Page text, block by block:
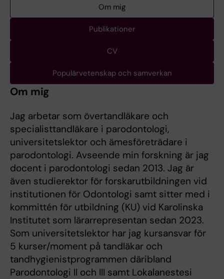
Om mig
Publikationer
CV
Populärvetenskap och samverkan
Om mig
Jag arbetar som övertandläkare och
specialisttandläkare i parodontologi,
universitetslektor och ämesföreträdare i
parodontologi. Avseende min forskning är jag
docent i parodontologi sedan 2013. Jag är
även studierektor för forskarutbildningen vid
institutionen för Odontologi samt sitter med i
kommittén för utbildning (KU) vid Karolinska
Institutet som lärarrepresentan sedan 2023.
Som universitetslektor har jag kursansvar för
5 kurser/moment på tandläkar och
tandhygienistprogrammen däribland
Parodontologi II och III samt Lokalanestesi